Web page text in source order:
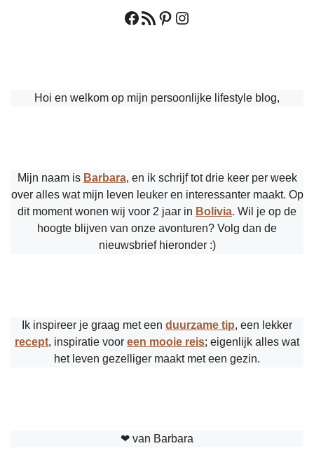
Facebook
RSS feedPinterest
Instagram
Hoi en welkom op mijn persoonlijke lifestyle blog,
Mijn naam is Barbara, en ik schrijf tot drie keer per week
over alles wat mijn leven leuker en interessanter maakt. Op
dit moment wonen wij voor 2 jaar in Bolivia. Wil je op de
hoogte blijven van onze avonturen? Volg dan de
nieuwsbrief hieronder :)
Ik inspireer je graag met een duurzame tip, een lekker
recept, inspiratie voor een mooie reis; eigenlijk alles wat
het leven gezelliger maakt met een gezin.
❤︎ van Barbara